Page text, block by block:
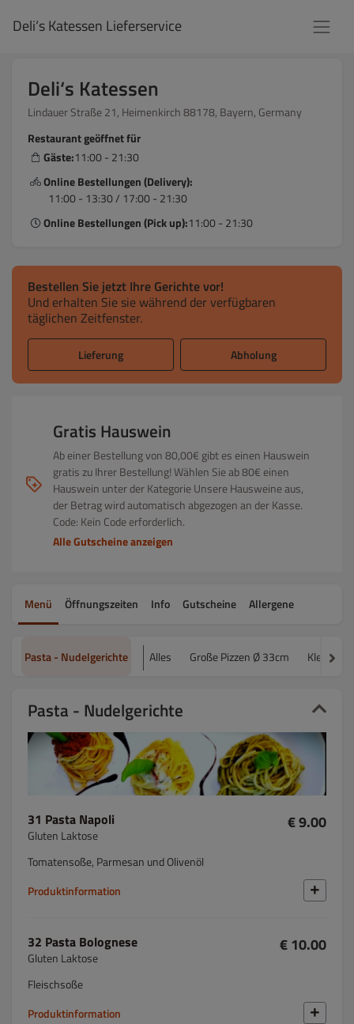
Deli‘s Katessen Lieferservice
Deli‘s Katessen
Lindauer Straße 21, Heimenkirch 88178, Bayern, Germany
Restaurant geöffnet für
Gäste:11:00 - 21:30
Online Bestellungen (Delivery):
11:00 - 13:30 / 17:00 - 21:30
Online Bestellungen (Pick up):11:00 - 21:30
Bestellen Sie jetzt Ihre Gerichte vor!
Und erhalten Sie sie während der verfügbaren
täglichen Zeitfenster.
Lieferung Abholung
Gratis Hauswein
Ab einer Bestellung von 80,00€ gibt es einen Hauswein
gratis zu Ihrer Bestellung! Wählen Sie ab 80€ einen
Hauswein unter der Kategorie Unsere Hausweine aus,
der Betrag wird automatisch abgezogen an der Kasse.
Code: Kein Code erforderlich.
Alle Gutscheine anzeigen
Menü Öffnungszeiten Info Gutscheine Allergene
Pasta - Nudelgerichte Alles Große Pizzen Ø 33cm Kleine
Pasta - Nudelgerichte
31 Pasta Napoli
Gluten Laktose
€ 9.00
Tomatensoße, Parmesan und Olivenöl
Produktinformation
32 Pasta Bolognese
Gluten Laktose
€ 10.00
Fleischsoße
Produktinformation